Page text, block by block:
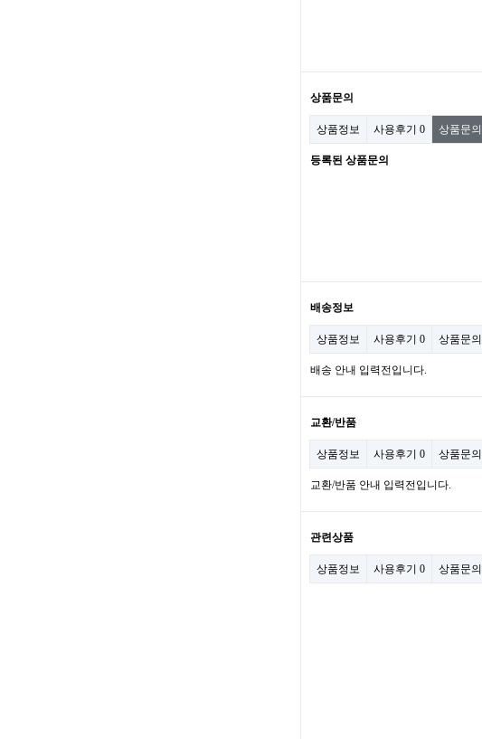
상품문의
상품정보 사용후기 0 상품문의
등록된 상품문의
배송정보
상품정보 사용후기 0 상품문의
배송 안내 입력전입니다.
교환/반품
상품정보 사용후기 0 상품문의
교환/반품 안내 입력전입니다.
관련상품
상품정보 사용후기 0 상품문의